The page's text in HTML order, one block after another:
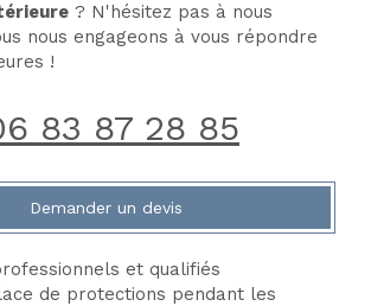
? N'hésitez pas à nous
nous engageons à vous répondre
!
83 87 28 85
Demander un devis
et qualifiés
de protections pendant les